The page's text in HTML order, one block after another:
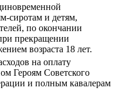
сиротам и детям,
по окончании
прекращении
возраста 18 лет.
на оплату
Героям Советского
и полным кавалерам